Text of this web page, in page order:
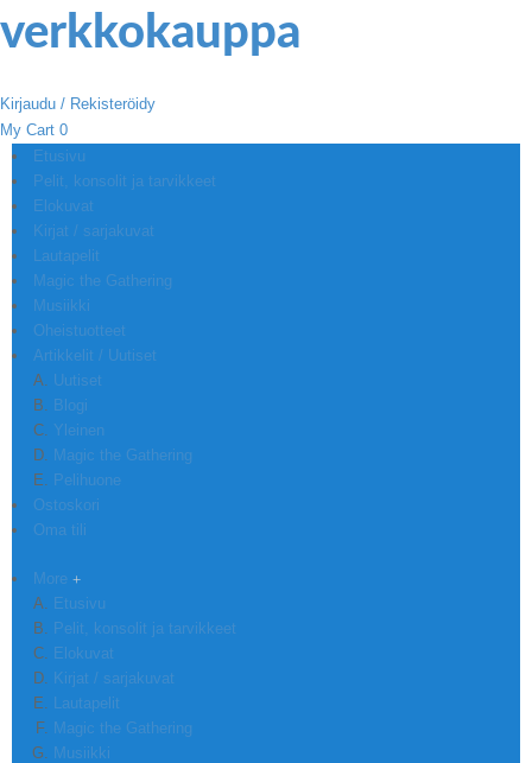
Kirjaudu / Rekisteröidy
My Cart 0
Etusivu
Pelit, konsolit ja tarvikkeet
Elokuvat
Kirjat / sarjakuvat
Lautapelit
Magic the Gathering
Musiikki
Oheistuotteet
Artikkelit / Uutiset
Uutiset
Blogi
Yleinen
Magic the Gathering
Pelihuone
Ostoskori
Oma tili
More
Etusivu
Pelit, konsolit ja tarvikkeet
Elokuvat
Kirjat / sarjakuvat
Lautapelit
Magic the Gathering
Musiikki